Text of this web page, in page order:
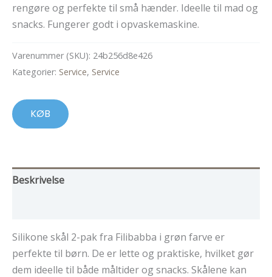
rengøre og perfekte til små hænder. Ideelle til mad og
snacks. Fungerer godt i opvaskemaskine.
Varenummer (SKU): 24b256d8e426
Kategorier: Service, Service
KØB
Beskrivelse
Silikone skål 2-pak fra Filibabba i grøn farve er
perfekte til børn. De er lette og praktiske, hvilket gør
dem ideelle til både måltider og snacks. Skålene kan